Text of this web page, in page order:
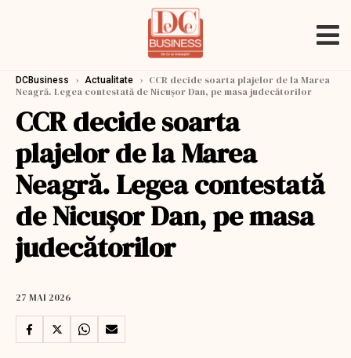
DCBusiness › Actualitate › CCR decide soarta plajelor de la Marea
Neagră. Legea contestată de Nicuşor Dan, pe masa judecătorilor
CCR decide soarta
plajelor de la Marea
Neagră. Legea contestată
de Nicuşor Dan, pe masa
judecătorilor
27 MAI 2026